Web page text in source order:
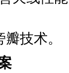
技术。